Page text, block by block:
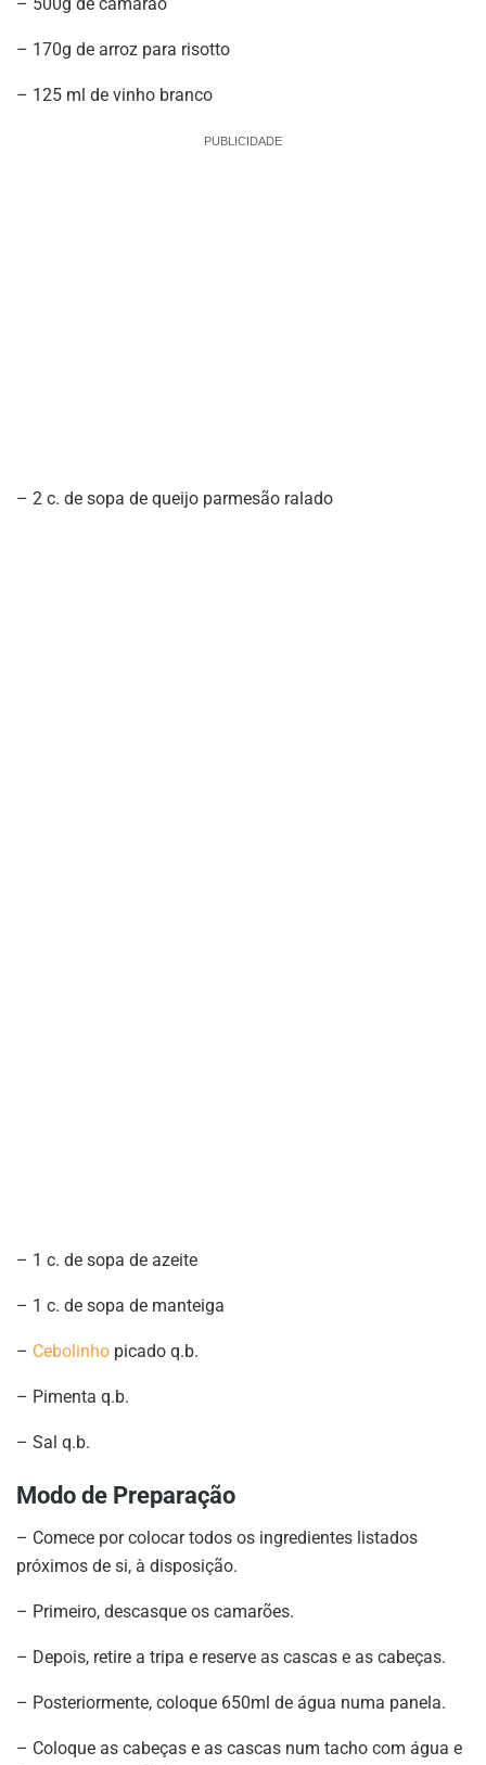
– 170g de arroz para risotto
– 125 ml de vinho branco
PUBLICIDADE
– 2 c. de sopa de queijo parmesão ralado
– 1 c. de sopa de azeite
– 1 c. de sopa de manteiga
– Cebolinho picado q.b.
– Pimenta q.b.
– Sal q.b.
Modo de Preparação
– Comece por colocar todos os ingredientes listados
próximos de si, à disposição.
– Primeiro, descasque os camarões.
– Depois, retire a tripa e reserve as cascas e as cabeças.
– Posteriormente, coloque 650ml de água numa panela.
– Coloque as cabeças e as cascas num tacho com água e